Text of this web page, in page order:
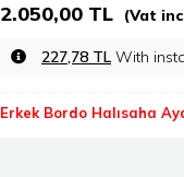
2.050,00 TL (Vat
227,78 TL With
Erkek Bordo Halısaha